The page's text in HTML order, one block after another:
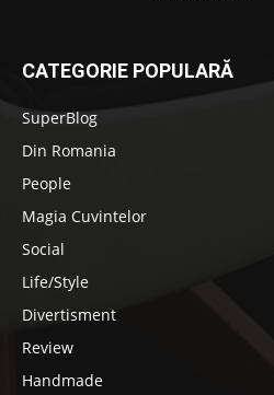
CATEGORIE POPULARĂ
SuperBlog
Din Romania
People
Magia Cuvintelor
Social
Life/Style
Divertisment
Review
Handmade